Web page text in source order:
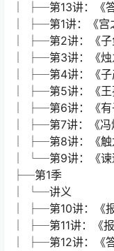
│ │ └─第24讲
│ └─讲义PDF
│ └─文脉传承 《
│ ├─第10讲：《报
│ ├─第11讲：《报
│ ├─第12讲：《
│ ├─第13讲：《
│ ├─第1讲：《宫
│ ├─第2讲：《子
│ ├─第3讲：《烛
│ ├─第4讲：《子
│ ├─第5讲：《王
│ ├─第6讲：《有
│ ├─第7讲：《冯
│ ├─第8讲：《触